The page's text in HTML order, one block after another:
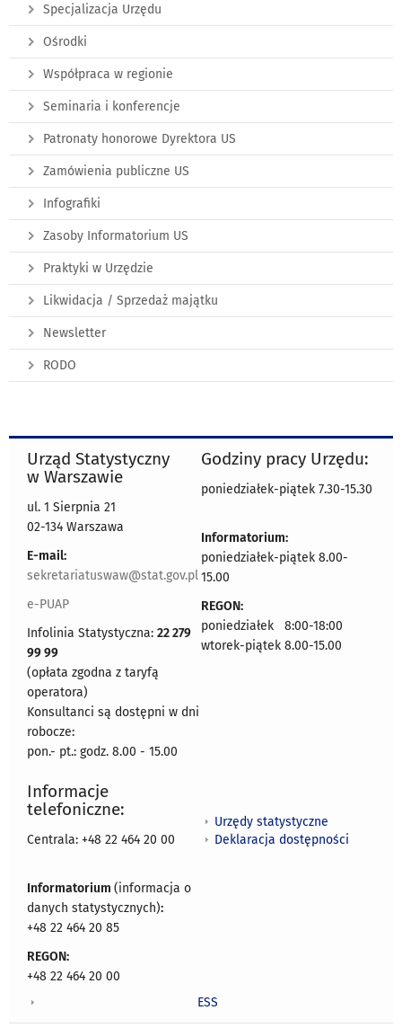
Specjalizacja Urzędu
Ośrodki
Współpraca w regionie
Seminaria i konferencje
Patronaty honorowe Dyrektora US
Zamówienia publiczne US
Infografiki
Zasoby Informatorium US
Praktyki w Urzędzie
Likwidacja / Sprzedaż majątku
Newsletter
RODO
Urząd Statystyczny
w Warszawie
ul. 1 Sierpnia 21
02-134 Warszawa
E-mail:
sekretariatuswaw@stat.gov.pl
e-PUAP
Infolinia Statystyczna: 22 279
99 99
(opłata zgodna z taryfą
operatora)
Konsultanci są dostępni w dni
robocze:
pon.- pt.: godz. 8.00 - 15.00
Godziny pracy Urzędu:
poniedziałek-piątek 7.30-15.30
Informatorium:
poniedziałek-piątek 8.00-
15.00
REGON:
poniedziałek 8:00-18:00
wtorek-piątek 8.00-15.00
Informacje
telefoniczne:
Centrala: +48 22 464 20 00
Informatorium (informacja o
danych statystycznych):
+48 22 464 20 85
REGON:
+48 22 464 20 00
Urzędy statystyczne
Deklaracja dostępności
ESS